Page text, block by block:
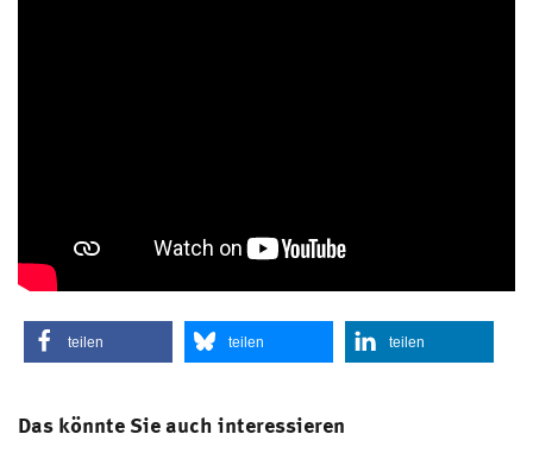
teilen teilen teilen
Das könnte Sie auch interessieren